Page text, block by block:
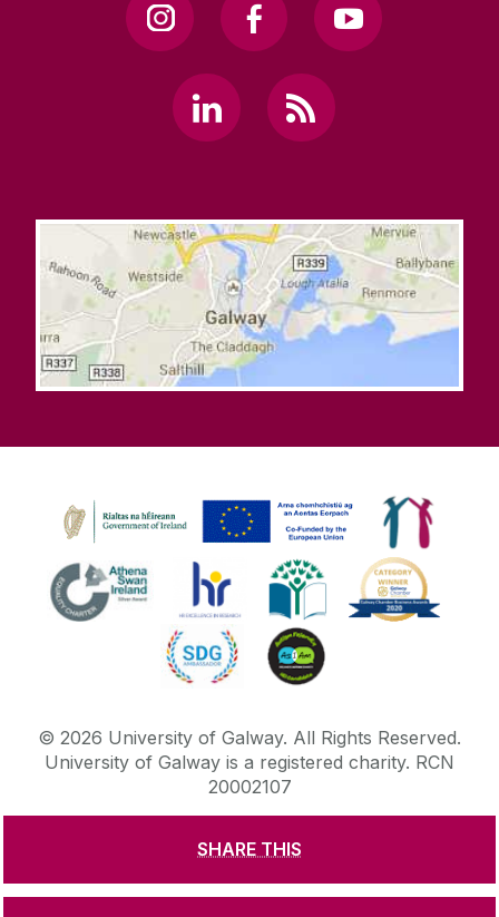
SHARE THIS
© 2026 University of Galway. All Rights Reserved.
University of Galway is a registered charity. RCN
20002107